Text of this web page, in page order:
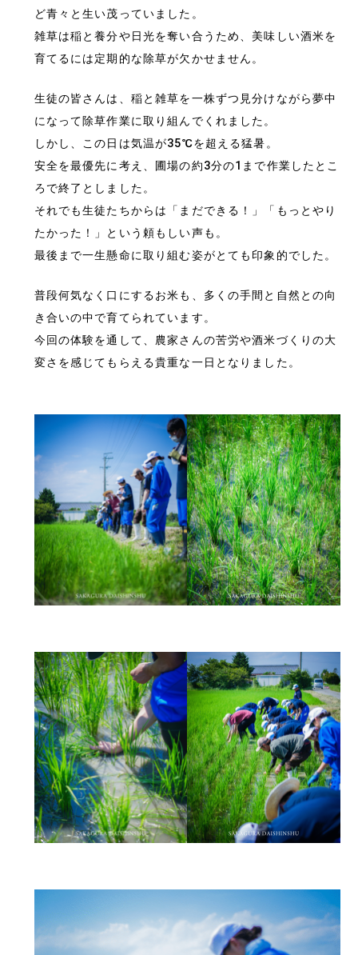
ど青々と生い茂っていました。
雑草は稲と養分や日光を奪い合うため、美味しい酒米を
育てるには定期的な除草が欠かせません。
生徒の皆さんは、稲と雑草を一株ずつ見分けながら夢中
になって除草作業に取り組んでくれました。
しかし、この日は気温が35℃を超える猛暑。
安全を最優先に考え、圃場の約3分の1まで作業したとこ
ろで終了としました。
それでも生徒たちからは「まだできる！」「もっとやり
たかった！」という頼もしい声も。
最後まで一生懸命に取り組む姿がとても印象的でした。
普段何気なく口にするお米も、多くの手間と自然との向
き合いの中で育てられています。
今回の体験を通して、農家さんの苦労や酒米づくりの大
変さを感じてもらえる貴重な一日となりました。